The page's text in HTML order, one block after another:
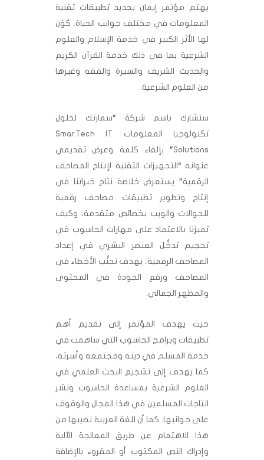
يهتم مؤتمر إيمان بجديد تطبيقات تقنية
المعلومات في مختلف جوانب الحياة، كَوْن
لها الأثر الكبير في خدمة الإسلام والعلوم
الشرعية بما في ذلك خدمة القرآن الكريم
والحديث الشريف والسيرة والفقه وغيرها
من العلوم الشرعية.
سنشارك باسم شركة “سمارتك لحلول
تكنولوجيا المعلومات SmarTech IT
Solutions” بإلقاء كلمة وعرض تقديمي
عنوانه “التجهيزات التقنية لإنتاج المصاحف
الرقمية” يستعرض خلاصة نتاج خبراتنا في
إنتاج وتطوير تطبيقات مصاحف رقمية
للجوالات والويب بخصائص متقدمة، وكيف
تميزنا بالاعتماد على مهارات الحاسوب في
تحجيم تدخُّل العنصر البشري في إعداد
المصاحف الرقمية، بهدف تجنُّب الأخطاء في
المصاحف ورفع الجودة في المحتوى
والمظهر الجمالي.
حيث يهدف المؤتمر إلى تقديم أهم
تطبيقات وبرامج الحاسوب التي ساهمت في
خدمة المسلم في دينه ومجتمعه وأسرته،
كما يهدف إلى تشجيع البحث العلمي في
العلوم الشرعية بمساعدة الحاسوب ونشر
انتاجات المسلمين في هذا المجال والوقوف
على جوانبها. كما أن للغة العربية نصيبها من
هذا الاهتمام عن طريق المعالجة الآلية
وإدراك النص المكتوب أو المقروء بالإضافة